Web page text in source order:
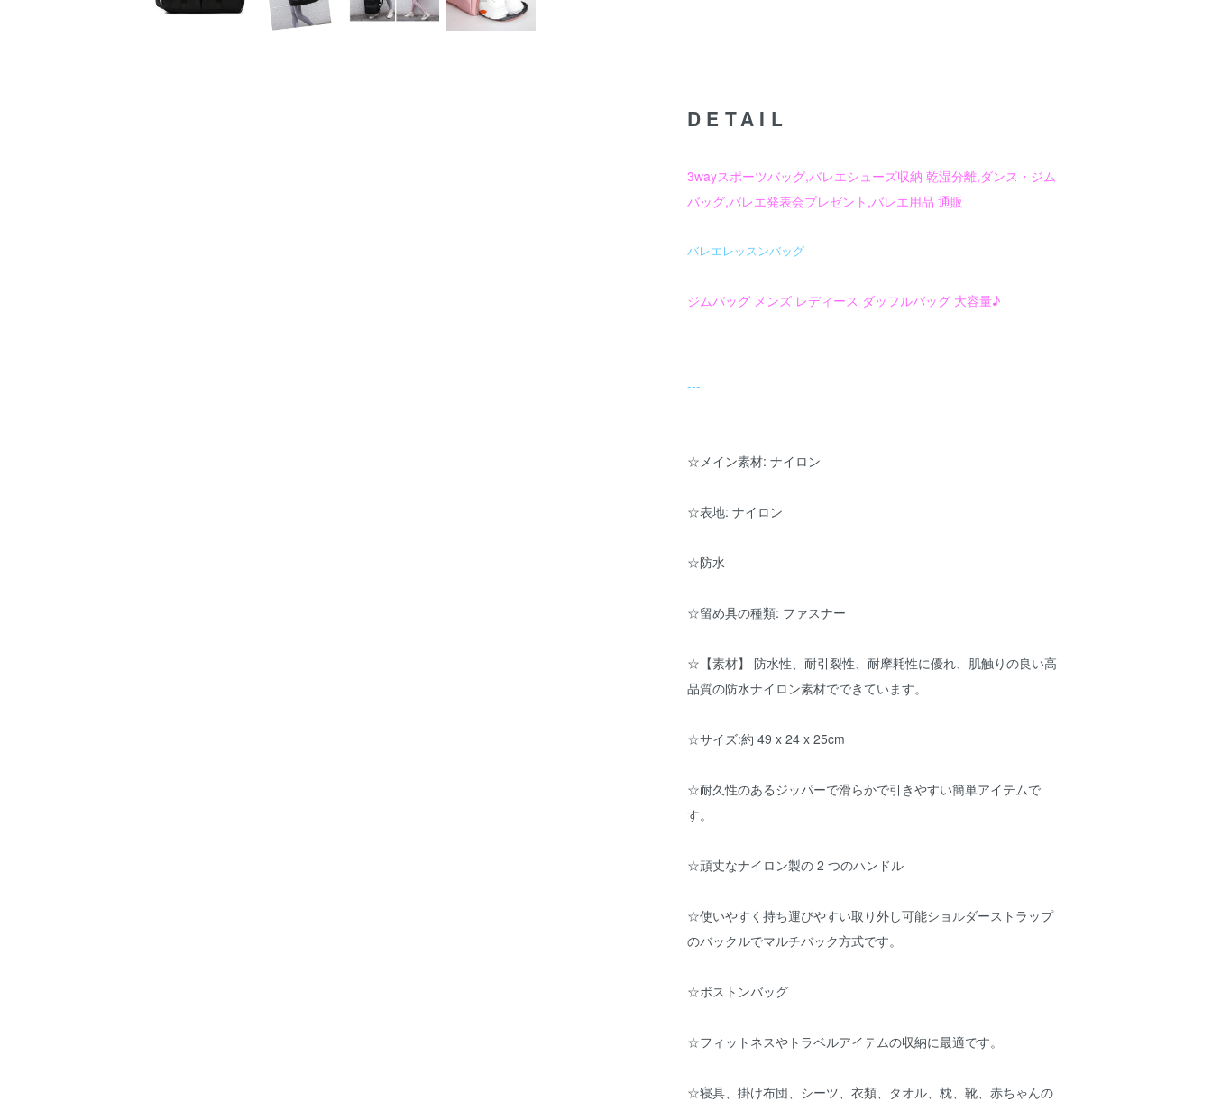
DETAIL
3wayスポーツバッグ,バレエシューズ収納 乾湿分離,ダンス・ジム
バッグ,バレエ発表会プレゼント,バレエ用品 通販
バレエレッスンバッグ
ジムバッグ メンズ レディース ダッフルバッグ 大容量♪
---
☆メイン素材: ナイロン
☆表地: ナイロン
☆防水
☆留め具の種類: ファスナー
☆【素材】 防水性、耐引裂性、耐摩耗性に優れ、肌触りの良い高
品質の防水ナイロン素材でできています。
☆サイズ:約 49 x 24 x 25cm
☆耐久性のあるジッパーで滑らかで引きやすい簡単アイテムで
す。
☆頑丈なナイロン製の 2 つのハンドル
☆使いやすく持ち運びやすい取り外し可能ショルダーストラップ
のバックルでマルチバック方式です。
☆ボストンバッグ
☆フィットネスやトラベルアイテムの収納に最適です。
☆寝具、掛け布団、シーツ、衣類、タオル、枕、靴、赤ちゃんの